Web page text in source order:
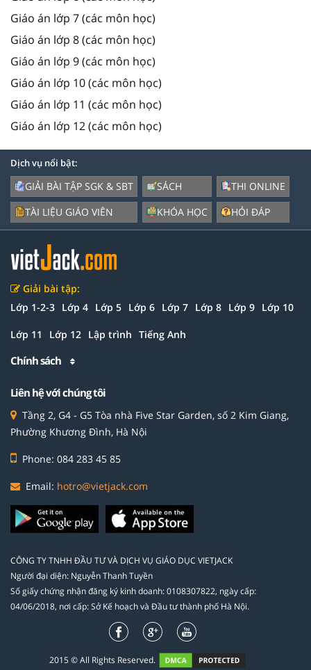
Giáo án lớp 7 (các môn học)
Giáo án lớp 8 (các môn học)
Giáo án lớp 9 (các môn học)
Giáo án lớp 10 (các môn học)
Giáo án lớp 11 (các môn học)
Giáo án lớp 12 (các môn học)
Dịch vụ nổi bật:
GIẢI BÀI TẬP SGK & SBT
TÀI LIỆU GIÁO VIÊN
SÁCH
KHÓA HỌC
THI ONLINE
HỎI ĐÁP
Giải bài tập:
Lớp 1-2-3 Lớp 4 Lớp 5 Lớp 6 Lớp 7 Lớp 8 Lớp 9 Lớp 10
Lớp 11 Lớp 12 Lập trình Tiếng Anh
Chính sách
Liên hệ với chúng tôi
Tầng 2, G4 - G5 Tòa nhà Five Star Garden, số 2 Kim Giang,
Phường Khương Đình, Hà Nội
Phone: 084 283 45 85
Email: hotro@vietjack.com
CÔNG TY TNHH ĐẦU TƯ VÀ DỊCH VỤ GIÁO DỤC VIETJACK
Người đại diện: Nguyễn Thanh Tuyền
Số giấy chứng nhận đăng ký kinh doanh: 0108307822, ngày cấp:
04/06/2018, nơi cấp: Sở Kế hoạch và Đầu tư thành phố Hà Nội.
2015 © All Rights Reserved.